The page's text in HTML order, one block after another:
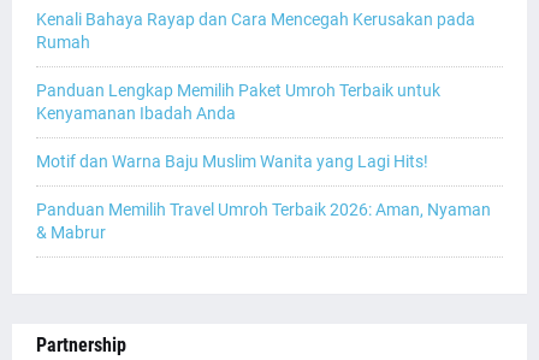
Kenali Bahaya Rayap dan Cara Mencegah Kerusakan pada
Rumah
Panduan Lengkap Memilih Paket Umroh Terbaik untuk
Kenyamanan Ibadah Anda
Motif dan Warna Baju Muslim Wanita yang Lagi Hits!
Panduan Memilih Travel Umroh Terbaik 2026: Aman, Nyaman
& Mabrur
Partnership